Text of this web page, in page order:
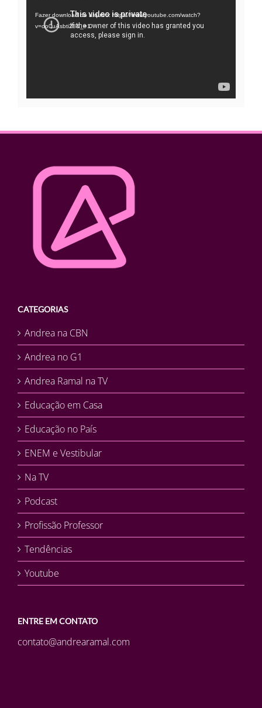
vídeo
Fazer download do arquivo: https://www.youtube.com/watch?
v=oo0uAsbti28&_=1
CATEGORIAS
Andrea na CBN
Andrea no G1
Andrea Ramal na TV
Educação em Casa
Educação no País
ENEM e Vestibular
Na TV
Podcast
Profissão Professor
Tendências
Youtube
ENTRE EM CONTATO
contato@andrearamal.com